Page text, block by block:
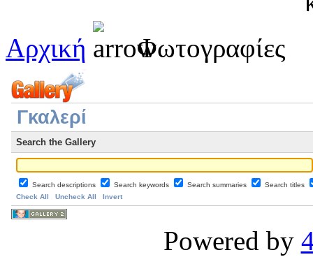
Αρχική Φωτογραφίες
Γκαλερί
Search the Gallery
Search descriptions Search keywords Search summaries
Search titles
Check All
Uncheck All Invert
Powered by